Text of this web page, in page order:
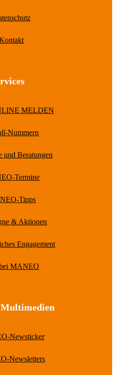
MELDEN
Nummern
und Beratungen
Termine
Tipps
& Aktionen
Engagement
MANEO
Newsticker
Newsletters